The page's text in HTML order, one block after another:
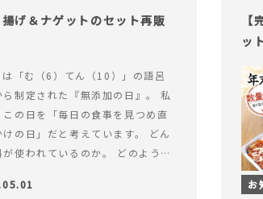
げ＆ナゲットのセット再販
「む（6）てん（10）」の語呂
ら制定された『無添加の日』。 私
この日を「毎日の食事を見つめ直
けの日」だと考えています。 どん
が使われているのか。 どのように
ているのか。&hellip; 続きを読む
（無添加の日）限定】から揚げ
ッ
お